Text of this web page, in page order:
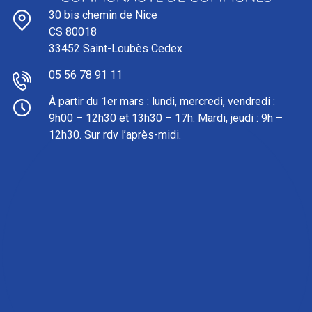
30 bis chemin de Nice
CS 80018
33452 Saint-Loubès Cedex
05 56 78 91 11
À partir du 1er mars : l undi, mercredi, vendredi :
9h00 – 12h30 et 13h30 – 17h. Mardi, jeudi : 9h –
12h30. Sur rdv l’après-midi.